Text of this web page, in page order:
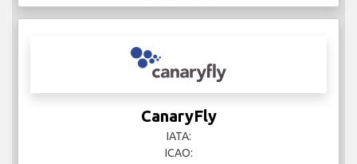
CanaryFly
IATA:
ICAO: